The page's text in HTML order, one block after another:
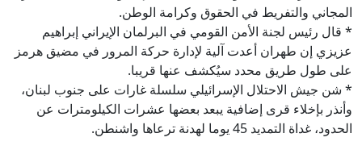
المجاني والتفريط في الحقوق وكرامة الوطن.
* قال رئيس لجنة الأمن القومي في البرلمان الإيراني إبراهيم
عزيزي إن طهران أعدت آلية لإدارة حركة المرور في مضيق هرمز
على طول طريق محدد سيُكشف عنها قريبا.
* شن جيش الاحتلال الإسرائيلي سلسلة غارات على جنوب لبنان،
وأنذر بإخلاء قرى إضافية يبعد بعضها عشرات الكيلومترات عن
الحدود، غداة التمديد 45 يوما لهدنة ترعاها واشنطن.